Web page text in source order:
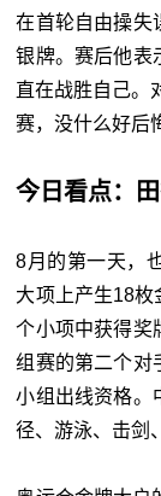
在首轮自由操失
银牌。赛后他表
直在战胜自己。
赛，没什么好后
今日看点：
8月的第一天，
大项上产生18枚
个小项中获得奖
组赛的第二个对
小组出线资格。
径、游泳、击剑